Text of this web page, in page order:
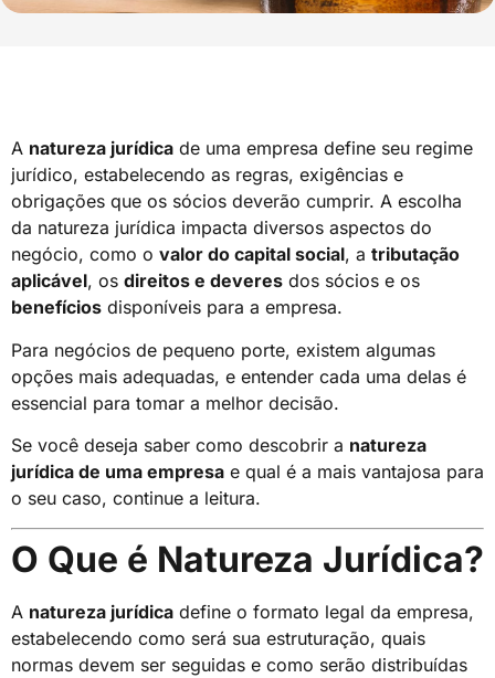
A natureza jurídica de uma empresa define seu regime
jurídico, estabelecendo as regras, exigências e
obrigações que os sócios deverão cumprir. A escolha
da natureza jurídica impacta diversos aspectos do
negócio, como o valor do capital social, a tributação
aplicável, os direitos e deveres dos sócios e os
benefícios disponíveis para a empresa.
Para negócios de pequeno porte, existem algumas
opções mais adequadas, e entender cada uma delas é
essencial para tomar a melhor decisão.
Se você deseja saber como descobrir a natureza
jurídica de uma empresa e qual é a mais vantajosa para
o seu caso, continue a leitura.
O Que é Natureza Jurídica?
A natureza jurídica define o formato legal da empresa,
estabelecendo como será sua estruturação, quais
normas devem ser seguidas e como serão distribuídas